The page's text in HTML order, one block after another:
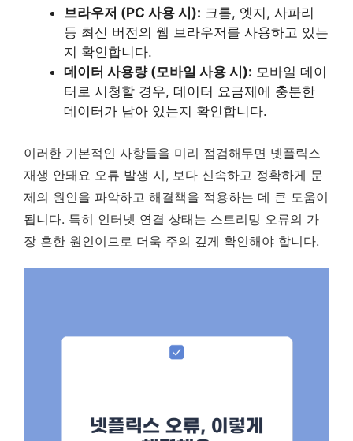
브라우저 (PC 사용 시): 크롬, 엣지, 사파리
등 최신 버전의 웹 브라우저를 사용하고 있는
지 확인합니다.
데이터 사용량 (모바일 사용 시): 모바일 데이
터로 시청할 경우, 데이터 요금제에 충분한
데이터가 남아 있는지 확인합니다.
이러한 기본적인 사항들을 미리 점검해두면 넷플릭스
재생 안돼요 오류 발생 시, 보다 신속하고 정확하게 문
제의 원인을 파악하고 해결책을 적용하는 데 큰 도움이
됩니다. 특히 인터넷 연결 상태는 스트리밍 오류의 가
장 흔한 원인이므로 더욱 주의 깊게 확인해야 합니다.